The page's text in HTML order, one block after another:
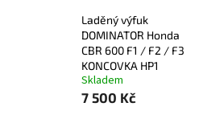
Laděný výfuk
DOMINATOR Honda
CBR 600 F1 / F2 / F3
KONCOVKA HP1
Skladem
7 500 Kč